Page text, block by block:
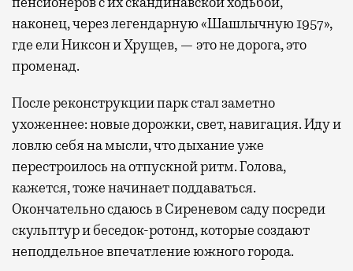
наконец, через легендарную «Шашлычную 1957»,
где ели Никсон и Хрущев, — это не дорога, это
променад.
После реконструкции парк стал заметно
ухоженнее: новые дорожки, свет, навигация. Иду и
ловлю себя на мысли, что дыхание уже
перестроилось на отпускной ритм. Голова,
кажется, тоже начинает поддаваться.
Окончательно сдаюсь в Сиреневом саду посреди
скульптур и беседок-ротонд, которые создают
неподдельное впечатление южного города.